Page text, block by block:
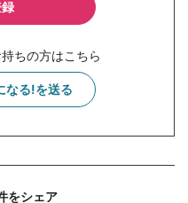
ちの方はこちら
なる!を送る
をシェア